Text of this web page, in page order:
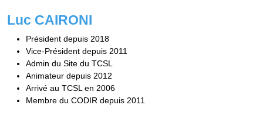
Luc CAIRONI
Président depuis 2018
Vice-Président depuis 2011
Admin du Site du TCSL
Animateur depuis 2012
Arrivé au TCSL en 2006
Membre du CODIR depuis 2011